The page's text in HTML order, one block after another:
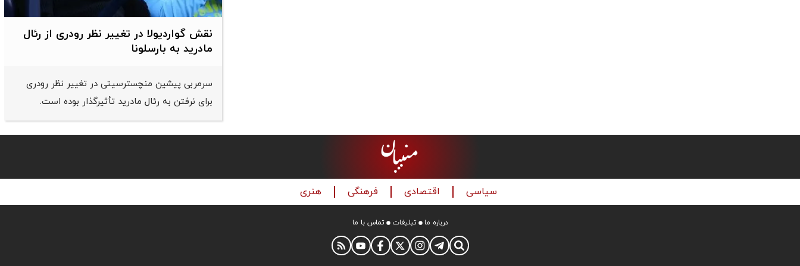
نقش گواردیولا در تغییر نظر رودری از رئال
مادرید به بارسلونا
سرمربی پیشین منچسترسیتی در تغییر نظر رودری
برای نرفتن به رئال مادرید تأثیرگذار بوده است.
سیاسی اقتصادی فرهنگی هنری
درباره ما تبلیغات تماس با ما